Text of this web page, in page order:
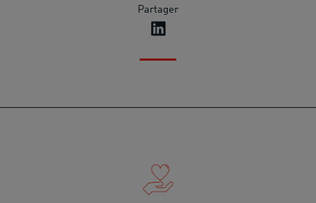
Partager